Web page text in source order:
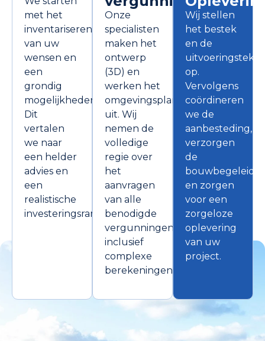
met het
inventariseren
van uw
wensen en
een
grondig
mogelijkhedenonderzoek.
Dit
vertalen
we naar
een helder
advies en
een
realistische
investeringsraming.
Onze
specialisten
maken het
ontwerp
(3D) en
werken het
omgevingsplan
uit. Wij
nemen de
volledige
regie over
het
aanvragen
van alle
benodigde
vergunningen,
inclusief
complexe
berekeningen.
Wij stellen
het bestek
en de
op.
Vervolgens
coördineren
we de
aanbesteding,
verzorgen
de
en zorgen
voor een
zorgeloze
oplevering
van uw
project.